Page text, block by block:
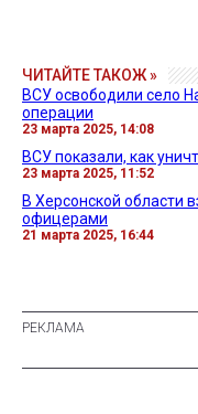
ЧИТАЙТЕ ТАКОЖ »
ВСУ освободили село
операции
23 марта 2025, 14:08
ВСУ показали, как
23 марта 2025, 11:52
В Херсонской области
офицерами
21 марта 2025, 16:44